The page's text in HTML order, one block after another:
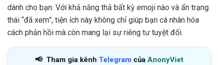
dành cho bạn. Với khả năng thả bất kỳ emoji nào và ẩn trạng
thái “đã xem”, tiện ích này không chỉ giúp bạn cá nhân hóa
cách phản hồi mà còn mang lại sự riêng tư tuyệt đối.
📢 Tham gia kênh Telegram của AnonyViet